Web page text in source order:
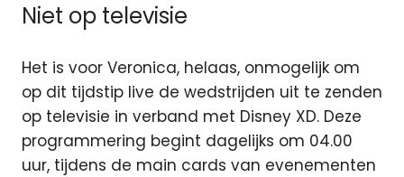
Niet op televisie
Het is voor Veronica, helaas, onmogelijk om
op dit tijdstip live de wedstrijden uit te zenden
op televisie in verband met Disney XD. Deze
programmering begint dagelijks om 04.00
uur, tijdens de main cards van evenementen